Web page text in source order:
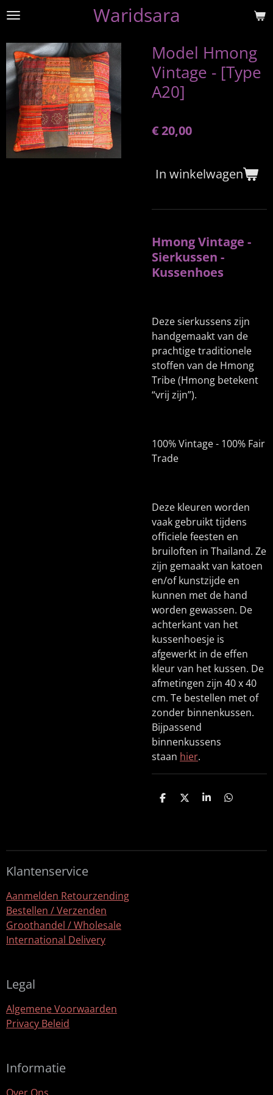
Ga
naar
de
hoofdinhoud
Waridsara
Model Hmong
Vintage - [Type
A20]
€ 20,00
In winkelwagen
Hmong Vintage -
Sierkussen -
Kussenhoes
Deze sierkussens zijn
handgemaakt van de
prachtige traditionele
stoffen van de Hmong
Tribe (Hmong betekent
“vrij zijn”).
100% Vintage - 100% Fair
Trade
Deze kleuren worden
vaak gebruikt tijdens
officiele feesten en
bruiloften in Thailand. Ze
zijn gemaakt van katoen
en/of kunstzijde en
kunnen met de hand
worden gewassen. De
achterkant van het
kussenhoesje is
afgewerkt in de effen
kleur van het kussen. De
afmetingen zijn 40 x 40
cm. Te bestellen met of
zonder binnenkussen.
Bijpassend
binnenkussens
staan hier.
D
D
S
D
Klantenservice
Aanmelden Retourzending
Bestellen / Verzenden
Groothandel / Wholesale
International Delivery
Legal
Algemene Voorwaarden
Privacy Beleid
Informatie